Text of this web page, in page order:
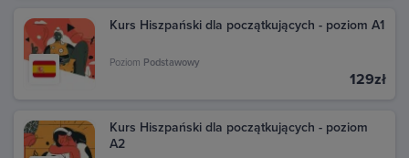
Kurs Hiszpański dla początkujących - poziom A1
Poziom Podstawowy
129zł
Kurs Hiszpański dla początkujących - poziom
A2